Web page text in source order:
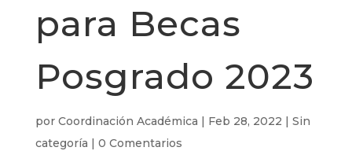
para Becas
Posgrado 2023
por Coordinación Académica | Feb 28, 2022 | Sin
categoría | 0 Comentarios